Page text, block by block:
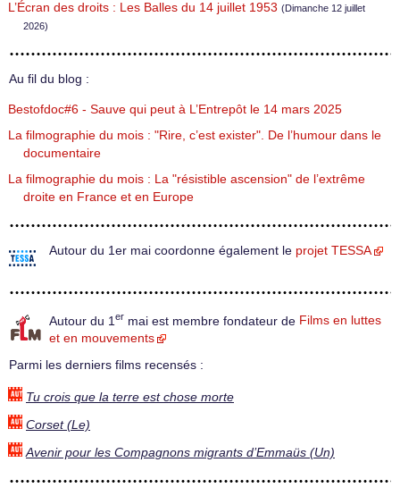
L’Écran des droits : Les Balles du 14 juillet 1953 (Dimanche 12 juillet
2026)
Au fil du blog :
Bestofdoc#6 - Sauve qui peut à L’Entrepôt le 14 mars 2025
La filmographie du mois : "Rire, c’est exister". De l’humour dans le
documentaire
La filmographie du mois : La "résistible ascension" de l’extrême
droite en France et en Europe
Autour du 1er mai coordonne également le projet TESSA
Autour du 1 er mai est membre fondateur de Films en luttes
et en mouvements
Parmi les derniers films recensés :
Tu crois que la terre est chose morte
Corset (Le)
Avenir pour les Compagnons migrants d’Emmaüs (Un)